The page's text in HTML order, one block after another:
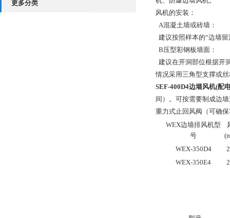
更多分类
风机的安装：
A混凝土墙或砖墙：
建议按照样本的“边墙
B压型彩钢板墙面：
建议在开洞部位根据开
情况采用三角型支撑或
SEF-400D4边墙风机(配
间）。可按需要制成边
重力式止回风阀（可确
WEX边墙排风机型
号
WEX-350D4
WEX-350E4